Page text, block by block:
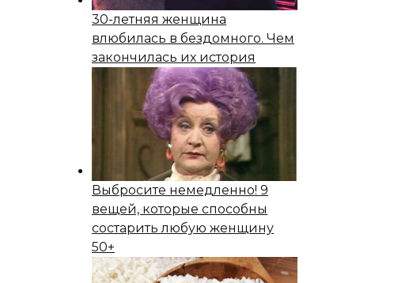
30-летняя женщина
влюбилась в бездомного. Чем
закончилась их история
Выбросите немедленно! 9
вещей, которые способны
состapить любую женщину
50+